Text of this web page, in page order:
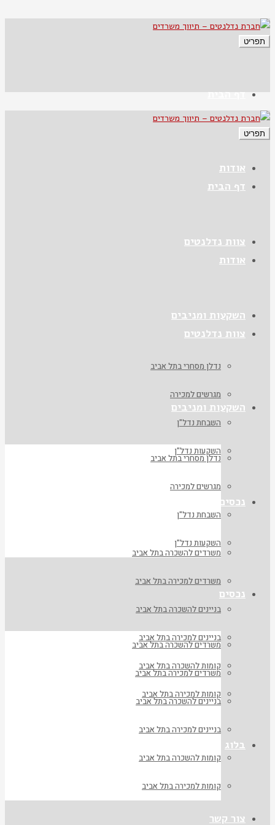
תפריט
דף הבית
אודות
צוות נדלנטים
השקעות ומניבים
נדלן מסחרי בתל אביב
מגרשים למכירה
השבחת נדל"ן
השקעות נדל"ן
נכסים
משרדים להשכרה בתל אביב
משרדים למכירה בתל אביב
בניינים להשכרה בתל אביב
בניינים למכירה בתל אביב
קומות להשכרה בתל אביב
קומות למכירה בתל אביב
בלוג
צור קשר
תפריט
דף הבית
אודות
צוות נדלנטים
השקעות ומניבים
נדלן מסחרי בתל אביב
מגרשים למכירה
השבחת נדל"ן
השקעות נדל"ן
נכסים
משרדים להשכרה בתל אביב
משרדים למכירה בתל אביב
בניינים להשכרה בתל אביב
בניינים למכירה בתל אביב
קומות להשכרה בתל אביב
קומות למכירה בתל אביב